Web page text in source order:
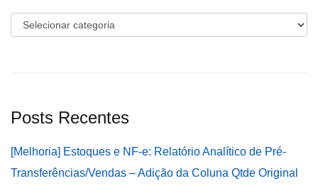
Categorias
Posts Recentes
[Melhoria] Estoques e NF-e: Relatório Analítico de Pré-
Transferências/Vendas – Adição da Coluna Qtde Original